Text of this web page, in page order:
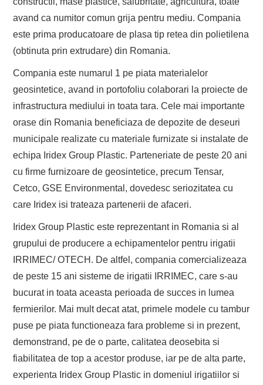
avand ca numitor comun grija pentru mediu. Compania
este prima producatoare de plasa tip retea din polietilena
(obtinuta prin extrudare) din Romania.
Compania este numarul 1 pe piata materialelor
geosintetice, avand in portofoliu colaborari la proiecte de
infrastructura mediului in toata tara. Cele mai importante
orase din Romania beneficiaza de depozite de deseuri
municipale realizate cu materiale furnizate si instalate de
echipa Iridex Group Plastic. Parteneriate de peste 20 ani
cu firme furnizoare de geosintetice, precum Tensar,
Cetco, GSE Environmental, dovedesc seriozitatea cu
care Iridex isi trateaza partenerii de afaceri.
Iridex Group Plastic este reprezentant in Romania si al
grupului de producere a echipamentelor pentru irigatii
IRRIMEC/ OTECH. De altfel, compania comercializeaza
de peste 15 ani sisteme de irigatii IRRIMEC, care s-au
bucurat in toata aceasta perioada de succes in lumea
fermierilor. Mai mult decat atat, primele modele cu tambur
puse pe piata functioneaza fara probleme si in prezent,
demonstrand, pe de o parte, calitatea deosebita si
fiabilitatea de top a acestor produse, iar pe de alta parte,
experienta Iridex Group Plastic in domeniul irigatiilor si